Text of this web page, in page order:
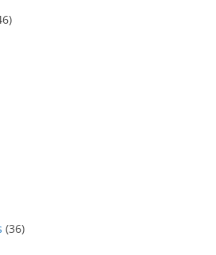
(36)